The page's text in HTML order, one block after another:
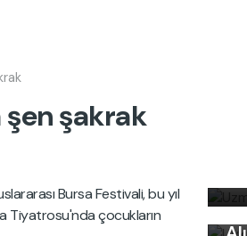
şakrak
Bursa Festivali, bu yıl
Tiyatrosu'nda çocukların